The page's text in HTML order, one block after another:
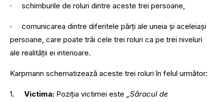
· schimburile de roluri dintre aceste trei persoane,
· comunicarea dintre diferitele părţi ale uneia şi aceleiaşi
persoane, care poate trăi cele trei roluri ca pe trei niveluri
ale realităţii ei interioare.
Karpmann schematizează aceste trei roluri în felul următor:
1. Victima: Poziția victimei este
„Săracul de